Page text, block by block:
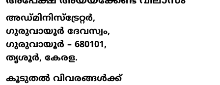
അഡ്മിനിസ്ട്രേറ്റർ,
ഗുരുവായൂർ ദേവസ്വം,
ഗുരുവായൂർ – 680101,
തൃശൂർ, കേരള.
കൂടുതൽ വിവരങ്ങൾക്ക്